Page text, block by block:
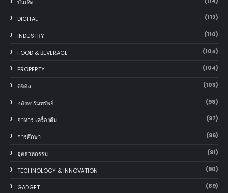
บันเทิง
DIGITAL (112)
INDUSTRY (110)
FOOD & BEVERAGE (104)
PROPERTY (104)
ดิจิทัล (103)
อสังหาริมทรัพย์ (98)
อาหาร เครื่องดื่ม (97)
การศึกษา (96)
อุตสาหกรรม (91)
TECHNOLOGY & INNOVATION (90)
GADGET (89)